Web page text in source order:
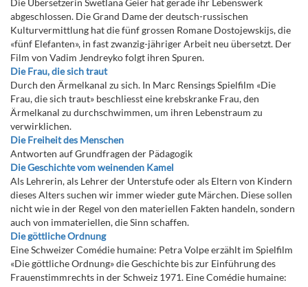
Die Übersetzerin Swetlana Geier hat gerade ihr Lebenswerk
abgeschlossen. Die Grand Dame der deutsch-russischen
Kulturvermittlung hat die fünf grossen Romane Dostojewskijs, die
«fünf Elefanten», in fast zwanzig-jähriger Arbeit neu übersetzt. Der
Film von Vadim Jendreyko folgt ihren Spuren.
Die Frau, die sich traut
Durch den Ärmelkanal zu sich. In Marc Rensings Spielfilm «Die
Frau, die sich traut» beschliesst eine krebskranke Frau, den
Ärmelkanal zu durchschwimmen, um ihren Lebenstraum zu
verwirklichen.
Die Freiheit des Menschen
Antworten auf Grundfragen der Pädagogik
Die Geschichte vom weinenden Kamel
Als Lehrerin, als Lehrer der Unterstufe oder als Eltern von Kindern
dieses Alters suchen wir immer wieder gute Märchen. Diese sollen
nicht wie in der Regel von den materiellen Fakten handeln, sondern
auch von immateriellen, die Sinn schaffen.
Die göttliche Ordnung
Eine Schweizer Comédie humaine: Petra Volpe erzählt im Spielfilm
«Die göttliche Ordnung» die Geschichte bis zur Einführung des
Frauenstimmrechts in der Schweiz 1971. Eine Comédie humaine: